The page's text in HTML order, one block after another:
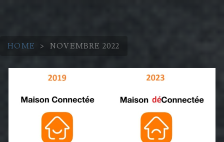
HOME > NOVEMBRE 2022
Mois :
<span>novembre
2022</span>